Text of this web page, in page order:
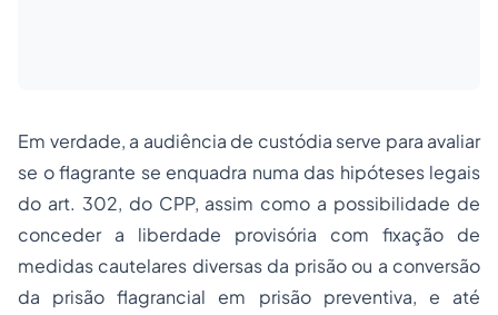
Em verdade, a audiência de custódia serve para avaliar
se o flagrante se enquadra numa das hipóteses legais
do art. 302, do CPP, assim como a possibilidade de
conceder a liberdade provisória com fixação de
medidas cautelares diversas da prisão ou a conversão
da prisão flagrancial em prisão preventiva, e até